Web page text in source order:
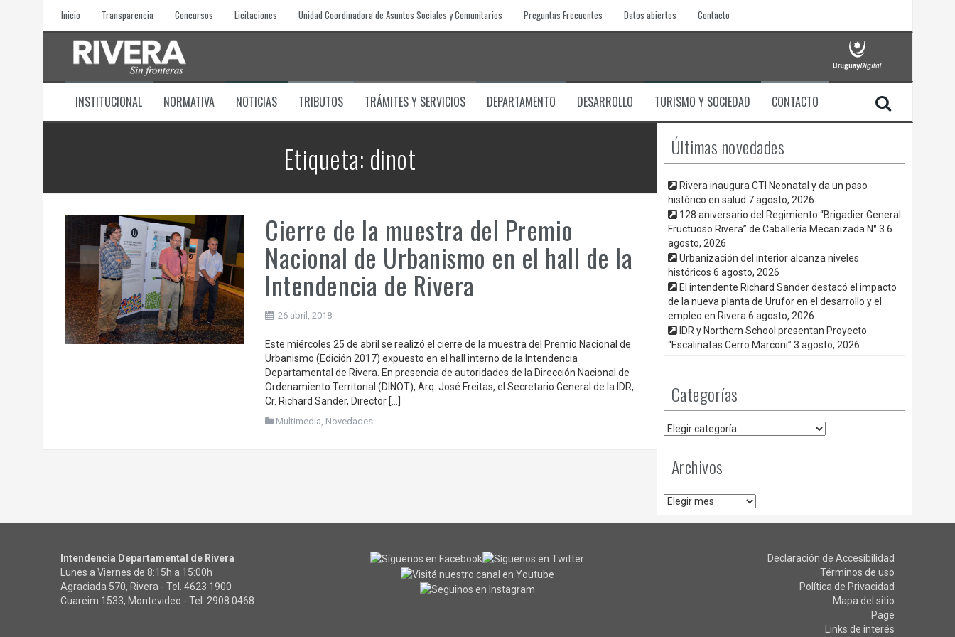
Inicio Transparencia Concursos Licitaciones Unidad Coordinadora de Asuntos Sociales y Comunitarios Preguntas Frecuentes Datos abiertos Contacto
INSTITUCIONAL NORMATIVA NOTICIAS TRIBUTOS TRÁMITES Y SERVICIOS DEPARTAMENTO DESARROLLO TURISMO Y SOCIEDAD CONTACTO
Etiqueta: dinot
Cierre de la muestra del Premio
Nacional de Urbanismo en el hall de la
Intendencia de Rivera
26 abril, 2018
Este miércoles 25 de abril se realizó el cierre de la muestra del Premio Nacional de
Urbanismo (Edición 2017) expuesto en el hall interno de la Intendencia
Departamental de Rivera. En presencia de autoridades de la Dirección Nacional de
Ordenamiento Territorial (DINOT), Arq. José Freitas, el Secretario General de la IDR,
Cr. Richard Sander, Director […]
Multimedia, Novedades
Últimas novedades
Rivera inaugura CTI Neonatal y da un paso
histórico en salud 7 agosto, 2026
128 aniversario del Regimiento “Brigadier General
Fructuoso Rivera” de Caballería Mecanizada N° 3 6
agosto, 2026
Urbanización del interior alcanza niveles
históricos 6 agosto, 2026
El intendente Richard Sander destacó el impacto
de la nueva planta de Urufor en el desarrollo y el
empleo en Rivera 6 agosto, 2026
IDR y Northern School presentan Proyecto
“Escalinatas Cerro Marconi” 3 agosto, 2026
Categorías
Categorías
Archivos
Archivos
Intendencia Departamental de Rivera
Lunes a Viernes de 8:15h a 15:00h
Agraciada 570, Rivera - Tel. 4623 1900
Cuareim 1533, Montevideo - Tel. 2908 0468
Declaración de Accesibilidad
Términos de uso
Política de Privacidad
Mapa del sitio
Page
Links de interés